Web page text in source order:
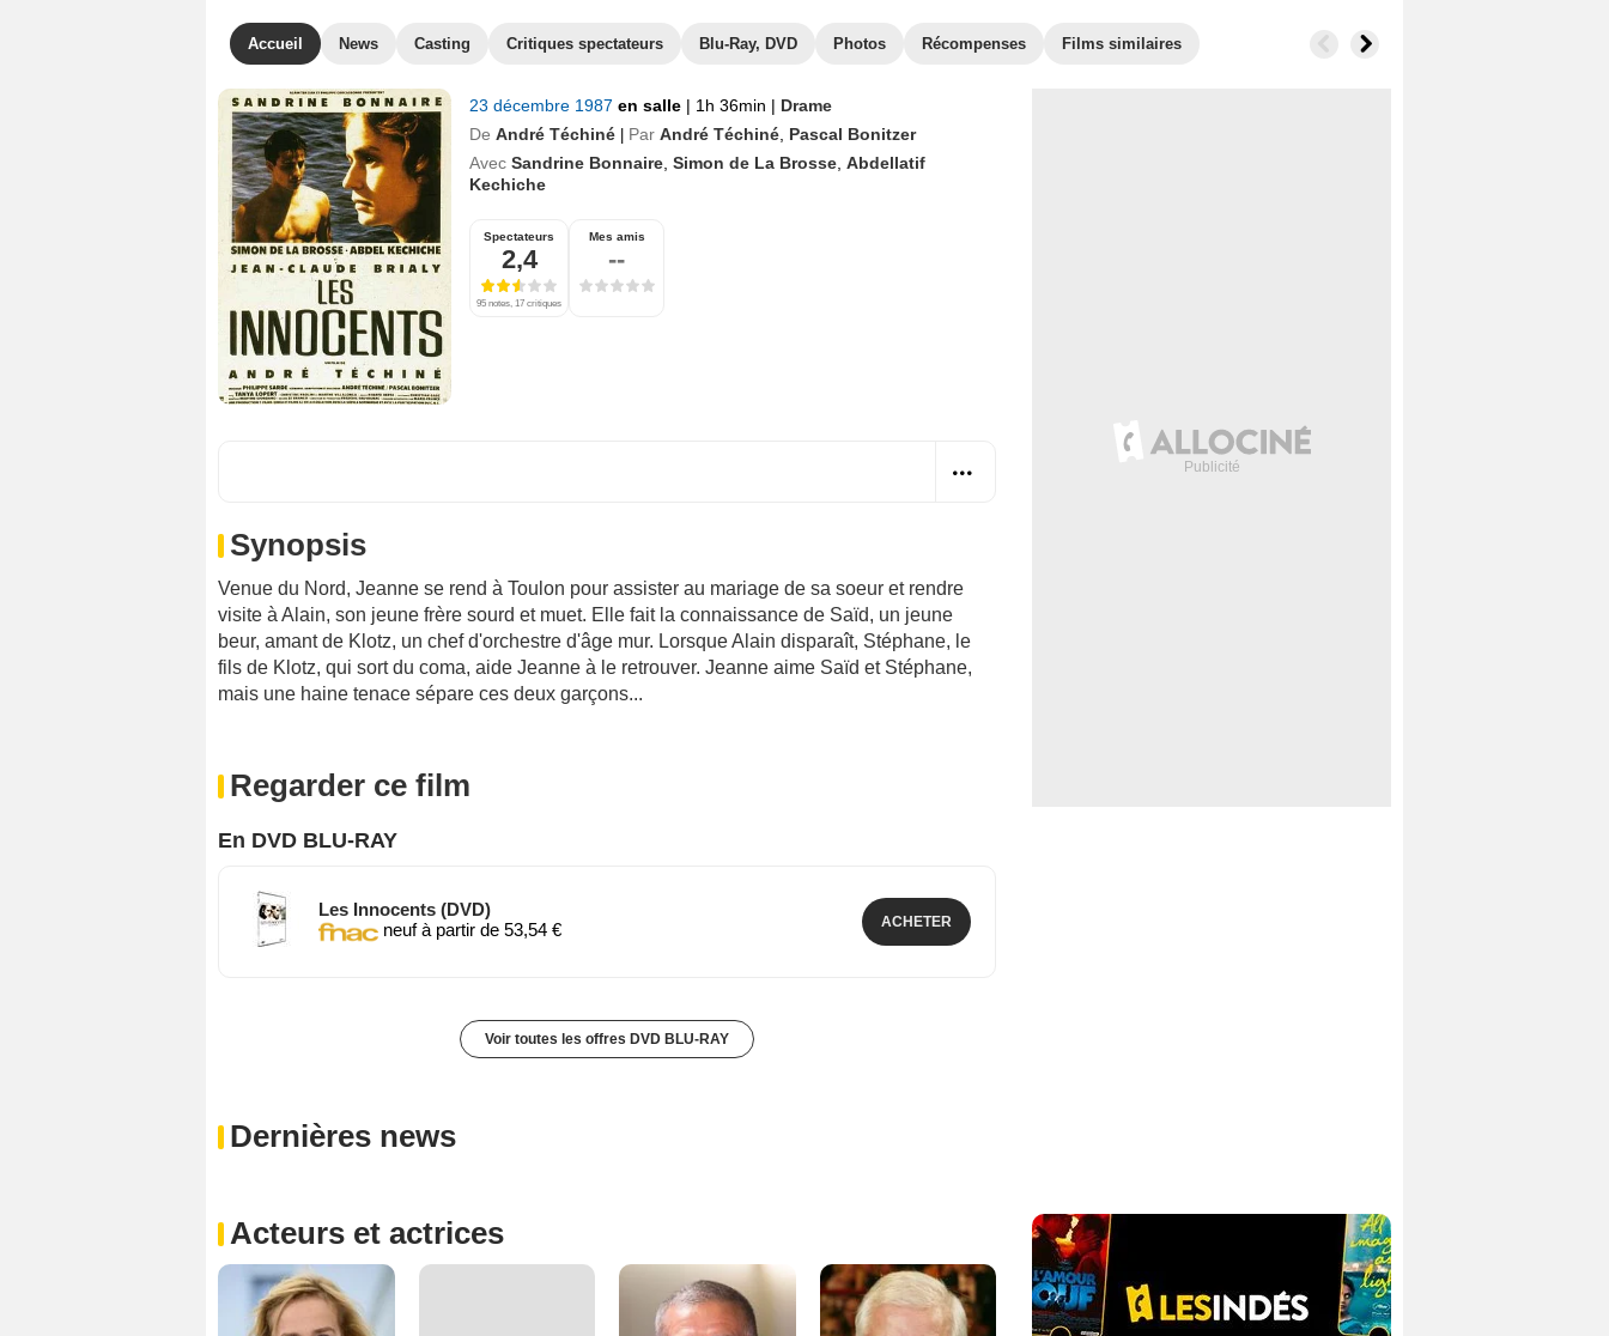
Accueil News Casting Critiques spectateurs Blu-Ray, DVD Photos Récompenses Films similaires
23 décembre 1987 en salle | 1h 36min | Drame
De André Téchiné Par André Téchiné Pascal Bonitzer
Avec Sandrine Bonnaire Simon de La Brosse Abdellatif
Kechiche
Spectateurs
2,4
95 notes, 17 critiques
Mes amis
--
Synopsis
Venue du Nord, Jeanne se rend à Toulon pour assister au mariage de sa soeur et rendre
visite à Alain, son jeune frère sourd et muet. Elle fait la connaissance de Saïd, un jeune
beur, amant de Klotz, un chef d'orchestre d'âge mur. Lorsque Alain disparaît, Stéphane, le
fils de Klotz, qui sort du coma, aide Jeanne à le retrouver. Jeanne aime Saïd et Stéphane,
mais une haine tenace sépare ces deux garçons...
Regarder ce film
En DVD BLU-RAY
Les Innocents (DVD)
neuf à partir de 53,54 €
ACHETER
Voir toutes les offres DVD BLU-RAY
Dernières news
Acteurs et actrices